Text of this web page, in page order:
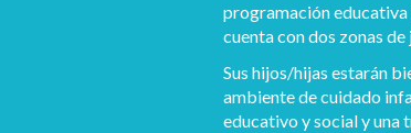
programación
cuenta con dos zonas
Sus hijos/hijas estarán
ambiente de cuidado
educativo y social y una